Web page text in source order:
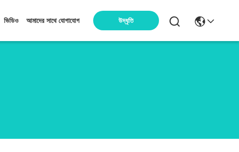
ভিডিও আমাদের সাথে যোগাযোগ উদ্ধৃতি